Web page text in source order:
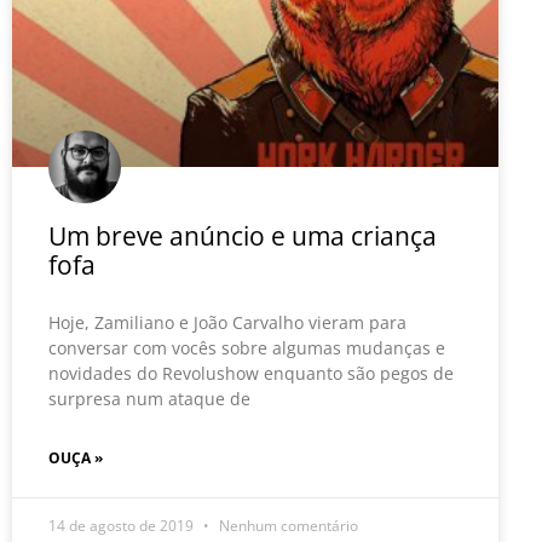
Um breve anúncio e uma criança
fofa
Hoje, Zamiliano e João Carvalho vieram para
conversar com vocês sobre algumas mudanças e
novidades do Revolushow enquanto são pegos de
surpresa num ataque de
OUÇA »
14 de agosto de 2019 Nenhum comentário